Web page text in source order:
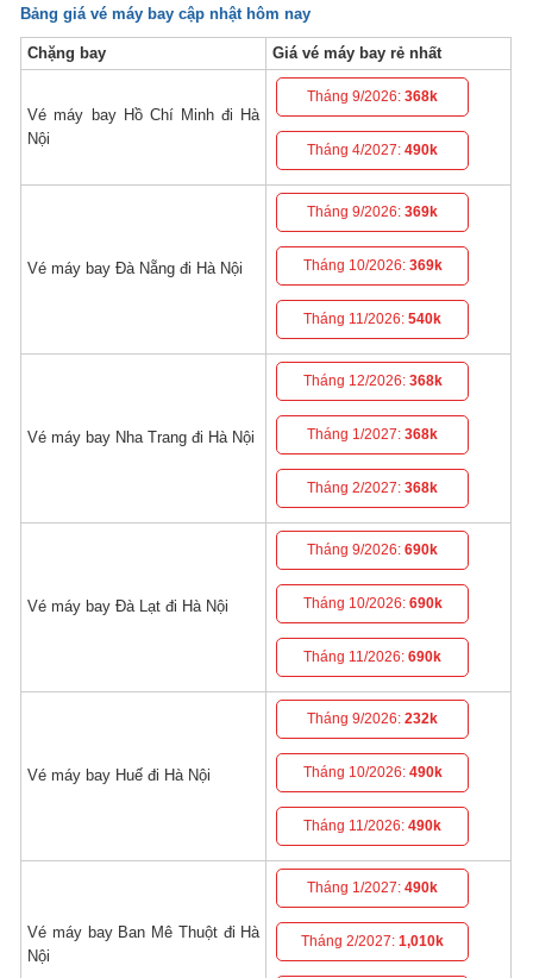
Bảng giá vé máy bay cập nhật hôm nay
Chặng bay Giá vé máy bay rẻ nhất
Vé máy bay Hồ Chí Minh đi Hà
Nội
Tháng 9/2026:368k
Tháng 4/2027:490k
Vé máy bay Đà Nẵng đi Hà Nội
Tháng 9/2026:369k
Tháng 10/2026: 369k
Tháng 11/2026:540k
Vé máy bay Nha Trang đi Hà Nội
Tháng 12/2026: 368k
Tháng 1/2027:368k
Tháng 2/2027:368k
Vé máy bay Đà Lạt đi Hà Nội
Tháng 9/2026:690k
Tháng 10/2026: 690k
Tháng 11/2026:690k
Vé máy bay Huế đi Hà Nội
Tháng 9/2026:232k
Tháng 10/2026: 490k
Tháng 11/2026:490k
Vé máy bay Ban Mê Thuột đi Hà
Nội
Tháng 1/2027:490k
Tháng 2/2027:1,010k